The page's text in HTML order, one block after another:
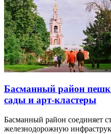
Басманный район
сады и арт-кластеры
Басманный район соединяет
железнодорожную